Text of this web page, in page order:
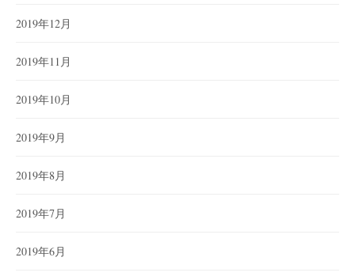
2019年12月
2019年11月
2019年10月
2019年9月
2019年8月
2019年7月
2019年6月